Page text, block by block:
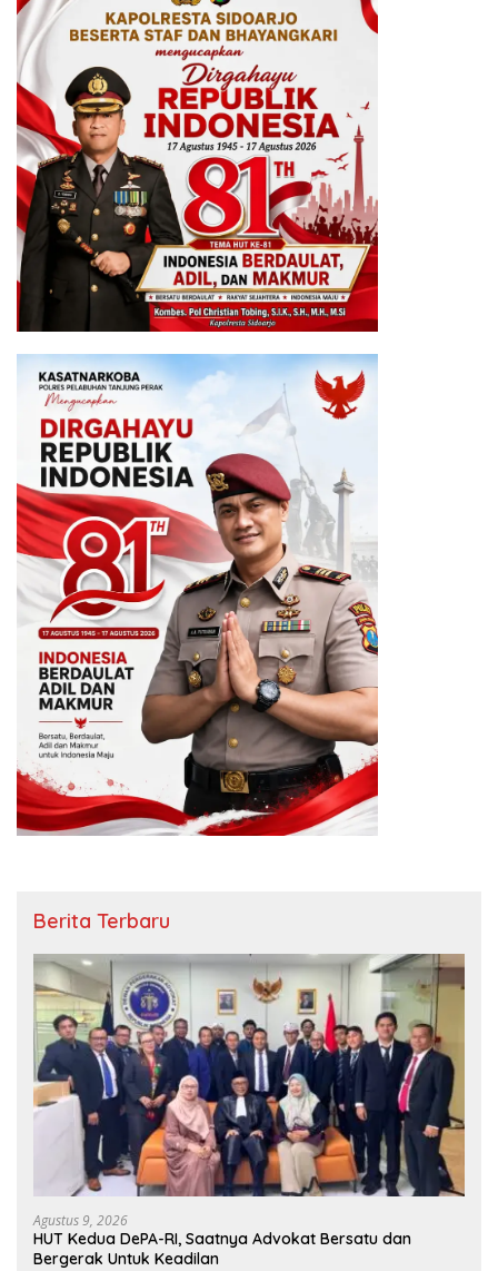
Berita Terbaru
Agustus 9, 2026
HUT Kedua DePA-RI, Saatnya Advokat Bersatu dan
Bergerak Untuk Keadilan